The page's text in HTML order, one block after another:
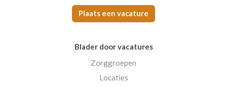
Plaats een vacature
Blader door vacatures
Zorggroepen
Locaties